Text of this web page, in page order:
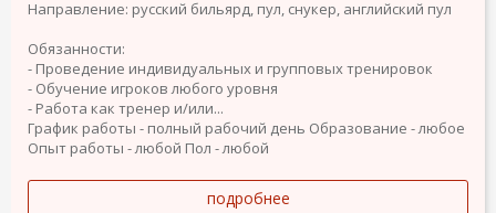
Направление: русский бильярд, пул, снукер, английский пул
Обязанности:
- Проведение индивидуальных и групповых тренировок
- Обучение игроков любого уровня
- Работа как тренер и/или...
График работы - полный рабочий день Образование - любое
Опыт работы - любой Пол - любой
подробнее